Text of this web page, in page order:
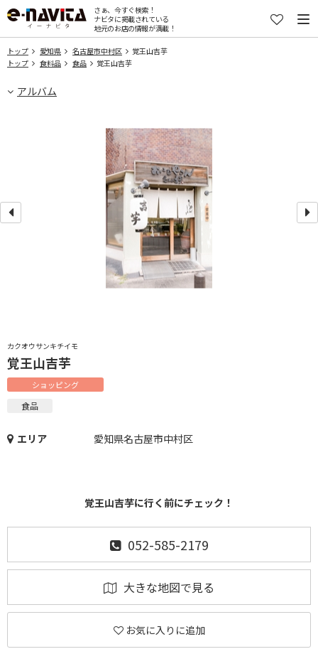
さぁ、今すぐ検索！
ナビタに掲載されている
地元のお店の情報が満載！
トップ 愛知県 名古屋市中村区
覚王山吉芋
トップ
食料品 食品 覚王山吉芋
アルバム
カクオウサンキチイモ
覚王山吉芋
ショッピング
食品
エリア 愛知県名古屋市中村区
覚王山吉芋に行く前にチェック！
052-585-2179
大きな地図で見る
お気に入りに追加